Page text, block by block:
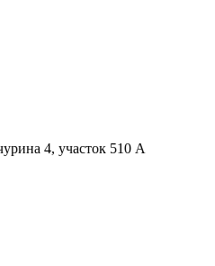
4, участок 510 А